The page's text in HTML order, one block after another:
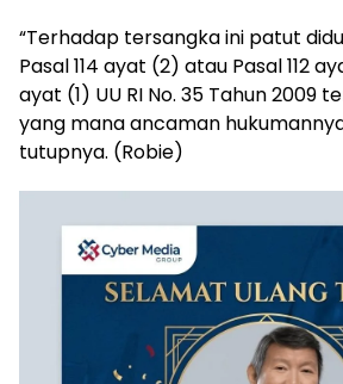
“Terhadap tersangka ini patut
Pasal 114 ayat (2) atau Pasal 112
ayat (1) UU RI No. 35 Tahun 2009
yang mana ancaman
tutupnya. (Robie)